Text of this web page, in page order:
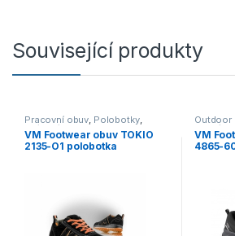
Související produkty
Pracovní obuv, Polobotky,
O1/O1P/O2
VM Footwear obuv TOKIO
2135-O1 polobotka
Outdoor
VM
4865-